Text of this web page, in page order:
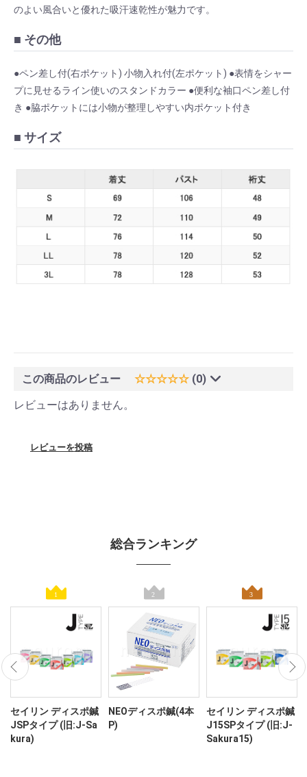
のよい風合いと優れた吸汗速乾性が魅力です。
■ その他
●ペン差し付(右ポケット) 小物入れ付(左ポケット) ●表情をシャー
プに見せるライン使いのスタンドカラー ●便利な袖口ペン差し付
き ●脇ポケットには小物が整理しやすい内ポケット付き
■ サイズ
この商品のレビュー ☆☆☆☆☆ (0)
レビューはありません。
レビューを投稿
総合ランキング
セイリン ディスポ鍼
JSPタイプ (旧:J-Sa
kura)
NEOディスポ鍼(4本
P)
セイリン ディスポ鍼
J15SPタイプ (旧:J-
Sakura15)